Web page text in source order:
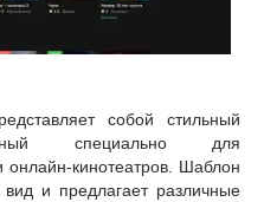
собой стильный
специально для
онлайн-кинотеатров. Шаблон
и предлагает различные